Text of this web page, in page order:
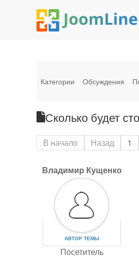
Категории Обсуждения
Сколько будет
В начало Назад 1
Владимир Кущенко
АВТОР ТЕМЫ
Посетитель